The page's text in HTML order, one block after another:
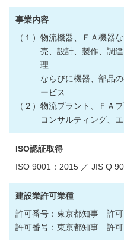
事業内容
（１）物流機器、ＦＡ機器
売、設計、製作、調
理
ならびに機器、部品
ービス
（２）物流プラント、ＦＡ
コンサルティング、
ISO認証取得
ISO 9001：2015 ／ JIS Q
建設業許可業種
許可番号：東京都知事 許
許可番号：東京都知事 許